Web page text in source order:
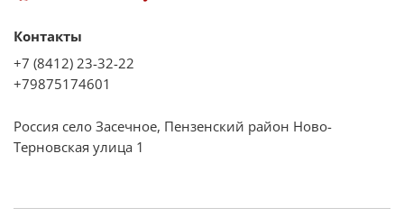
Контакты
+7 (8412) 23-32-22
+79875174601
Россия село Засечное, Пензенский район Ново-
Терновская улица 1